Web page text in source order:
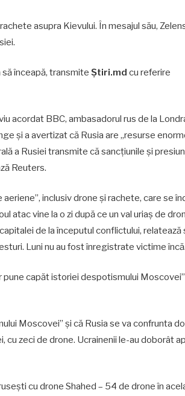
asupra Kievului. În mesajul său,
înceapă, transmite Știri.md cu referire
acordat BBC, ambasadorul rus de la
și a avertizat că Rusia are „resurse
a Rusiei transmite că sancţiunile şi
Reuters.
inclusiv drone și rachete, care se
atac vine la o zi după ce un val uriaș de
de la începutul conflictului, relatează
Luni nu au fost înregistrate victime încă.
capăt istoriei despotismului
Moscovei” şi că Rusia se va confrunta
cu zeci de drone. Ucrainenii le-au doborât
cu drone Shahed – 54 de drone în